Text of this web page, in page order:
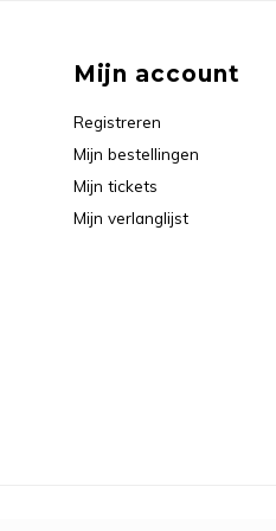
Mijn account
Registreren
Mijn bestellingen
Mijn tickets
Mijn verlanglijst